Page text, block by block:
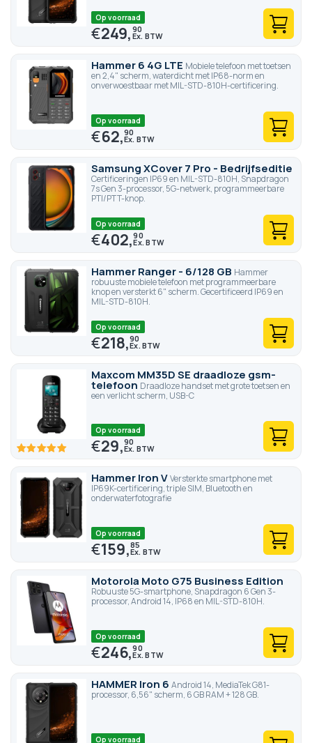
Op voorraad
€249,90
Hammer 6 4G LTE Mobiele telefoon met toetsen
en 2,4" scherm, waterdicht met IP68-norm en
onverwoestbaar met MIL-STD-810H-certificering.
Op voorraad
€62,90
Samsung XCover 7 Pro - Bedrijfseditie
Certificeringen IP69 en MIL-STD-810H, Snapdragon
7s Gen 3-processor, 5G-netwerk, programmeerbare
PTI/PTT-knop.
Op voorraad
€402,90
Hammer Ranger - 6/128 GB Hammer
robuuste mobiele telefoon met programmeerbare
knop en versterkt 6" scherm. Gecertificeerd IP69 en
MIL-STD-810H.
Op voorraad
€218,90
Maxcom MM35D SE draadloze gsm-
telefoon Draadloze handset met grote toetsen en
een verlicht scherm, USB-C
100 100
Op voorraad
€29,90
Hammer Iron VVersterkte smartphone met
IP69K-certificering, triple SIM, Bluetooth en
onderwaterfotografie
Op voorraad
€159,85
Motorola Moto G75 Business Edition
Robuuste 5G-smartphone, Snapdragon 6 Gen 3-
processor, Android 14, IP68 en MIL-STD-810H.
Op voorraad
€246,90
HAMMER Iron 6 Android 14, MediaTek G81-
processor, 6,56" scherm, 6 GB RAM + 128 GB.
Op voorraad